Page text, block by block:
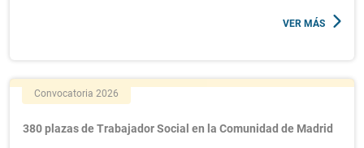
VER MÁS
Convocatoria 2026
380 plazas de Trabajador Social en la Comunidad de Madrid